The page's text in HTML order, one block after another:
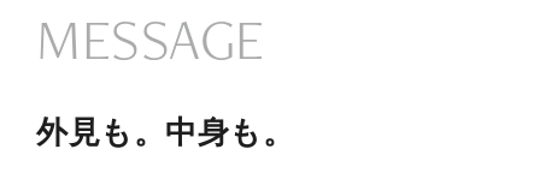
MESSAGE
外見も。中身も。